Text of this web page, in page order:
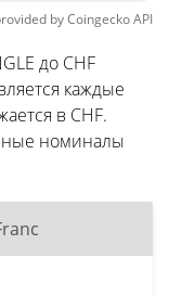
byCoingeckoAPI
до CHF
каждые
в CHF.
номиналы